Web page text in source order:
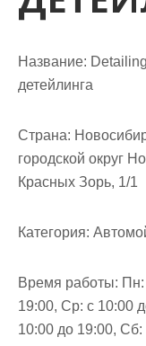
Название:
детейлинга
Страна:
городской округ
Красных Зорь, 1/1
Категория:
Время работы: Пн:
19:00, Ср: с 10:00
10:00 до 19:00,